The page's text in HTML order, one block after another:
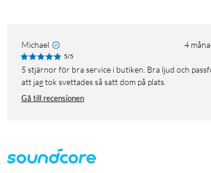
Michael 4
5/5
5 stjärnor för bra service i butiken. Bra ljud och passform trots
att jag tok svettades så satt dom på plats.
Gå till recensionen